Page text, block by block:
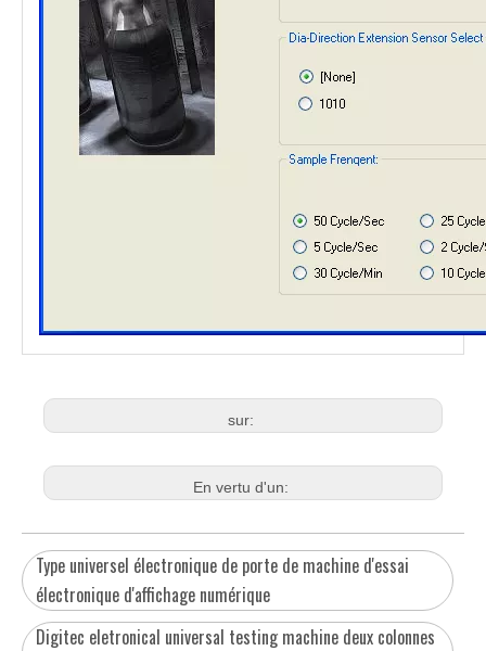
sur:
En vertu d'un:
Type universel électronique de porte de machine d'essai
électronique d'affichage numérique
Digitec eletronical universal testing machine deux colonnes